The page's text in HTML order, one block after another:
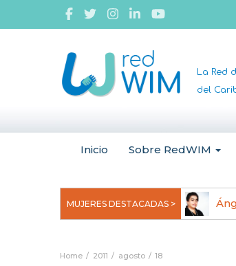
La Red
del
Inicio Sobre RedWIM
MUJERES DESTACADAS >
Uchegbu, pionera en
Home 2011 agosto 18